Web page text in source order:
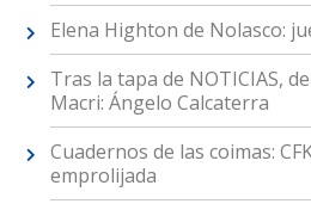
Elena Highton de Nolasco:
Tras la tapa de NOTICIAS,
Macri: Ángelo Calcaterra
Cuadernos de las coimas:
emprolijada